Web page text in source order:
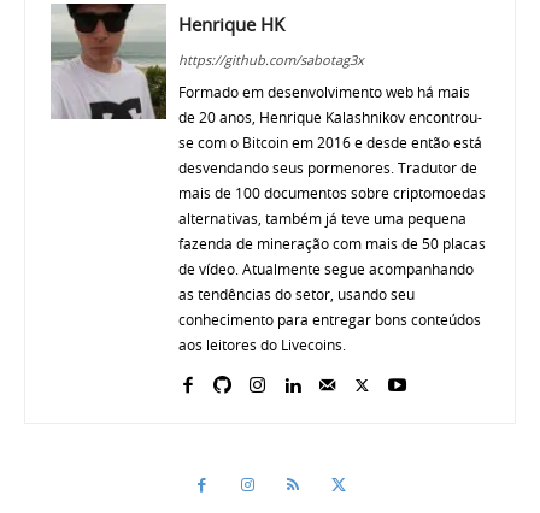
Henrique HK
https://github.com/sabotag3x
Formado em desenvolvimento web há mais
de 20 anos, Henrique Kalashnikov encontrou-
se com o Bitcoin em 2016 e desde então está
desvendando seus pormenores. Tradutor de
mais de 100 documentos sobre criptomoedas
alternativas, também já teve uma pequena
fazenda de mineração com mais de 50 placas
de vídeo. Atualmente segue acompanhando
as tendências do setor, usando seu
conhecimento para entregar bons conteúdos
aos leitores do Livecoins.